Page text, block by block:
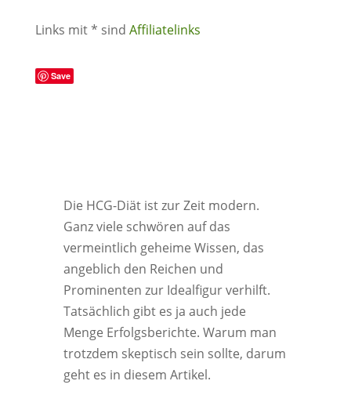
Links mit * sind Affiliatelinks
Save
Die HCG-Diät ist zur Zeit modern.
Ganz viele schwören auf das
vermeintlich geheime Wissen, das
angeblich den Reichen und
Prominenten zur Idealfigur verhilft.
Tatsächlich gibt es ja auch jede
Menge Erfolgsberichte. Warum man
trotzdem skeptisch sein sollte, darum
geht es in diesem Artikel.